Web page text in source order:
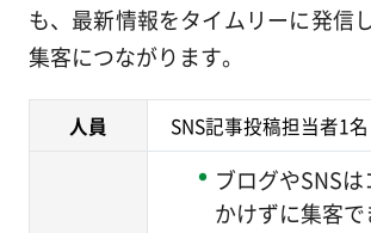
も、最新情報をタイムリーに発信
集客につながります。
人員 SNS記事投稿担当者1名
ブログやSNS
かけずに集客で